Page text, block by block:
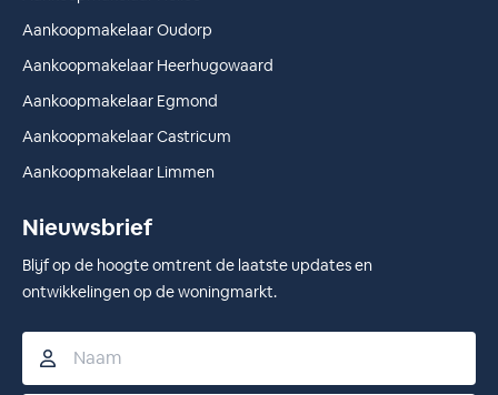
Nieuwsbrief
Blijf op de hoogte omtrent de laatste updates en
ontwikkelingen op de woningmarkt.
Naam
Aankoopmakelaar Oudorp
Aankoopmakelaar Heerhugowaard
Aankoopmakelaar Egmond
Aankoopmakelaar Castricum
Aankoopmakelaar Limmen